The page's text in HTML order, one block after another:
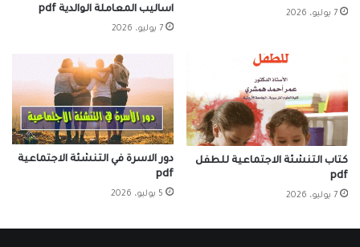
7 يوليو، 2026
اساليب المعاملة الوالدية pdf
7 يوليو، 2026
كتاب التنشئة الاجتماعية للطفل
pdf
7 يوليو، 2026
دور الاسرة في التنشئة الاجتماعية
pdf
5 يوليو، 2026